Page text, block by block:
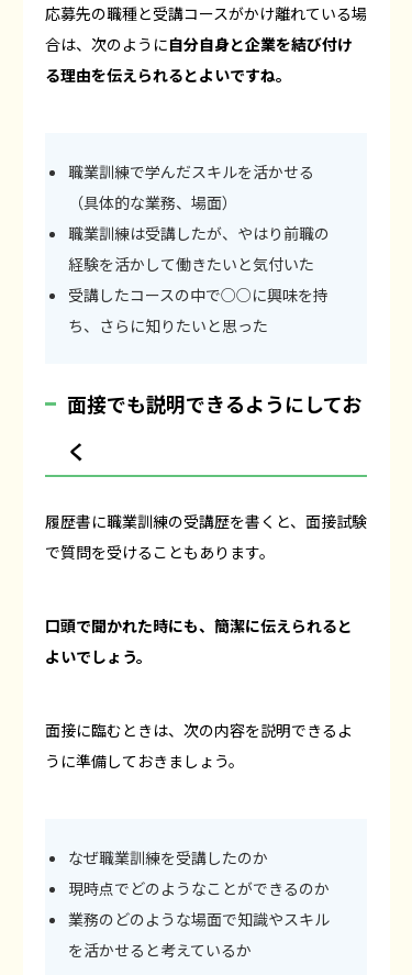
応募先の職種と受講コースがかけ離れている場
合は、次のように自分自身と企業を結び付け
る理由を伝えられるとよいですね。
職業訓練で学んだスキルを活かせる
（具体的な業務、場面）
職業訓練は受講したが、やはり前職の
経験を活かして働きたいと気付いた
受講したコースの中で○○に興味を持
ち、さらに知りたいと思った
面接でも説明できるようにしてお
く
履歴書に職業訓練の受講歴を書くと、面接試験
で質問を受けることもあります。
口頭で聞かれた時にも、簡潔に伝えられると
よいでしょう。
面接に臨むときは、次の内容を説明できるよ
うに準備しておきましょう。
なぜ職業訓練を受講したのか
現時点でどのようなことができるのか
業務のどのような場面で知識やスキル
を活かせると考えているか